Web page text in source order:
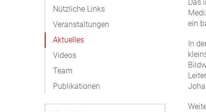
Nützliche Links
Veranstaltungen
Aktuelles
Videos
Team
Publikationen
Das
ein
In